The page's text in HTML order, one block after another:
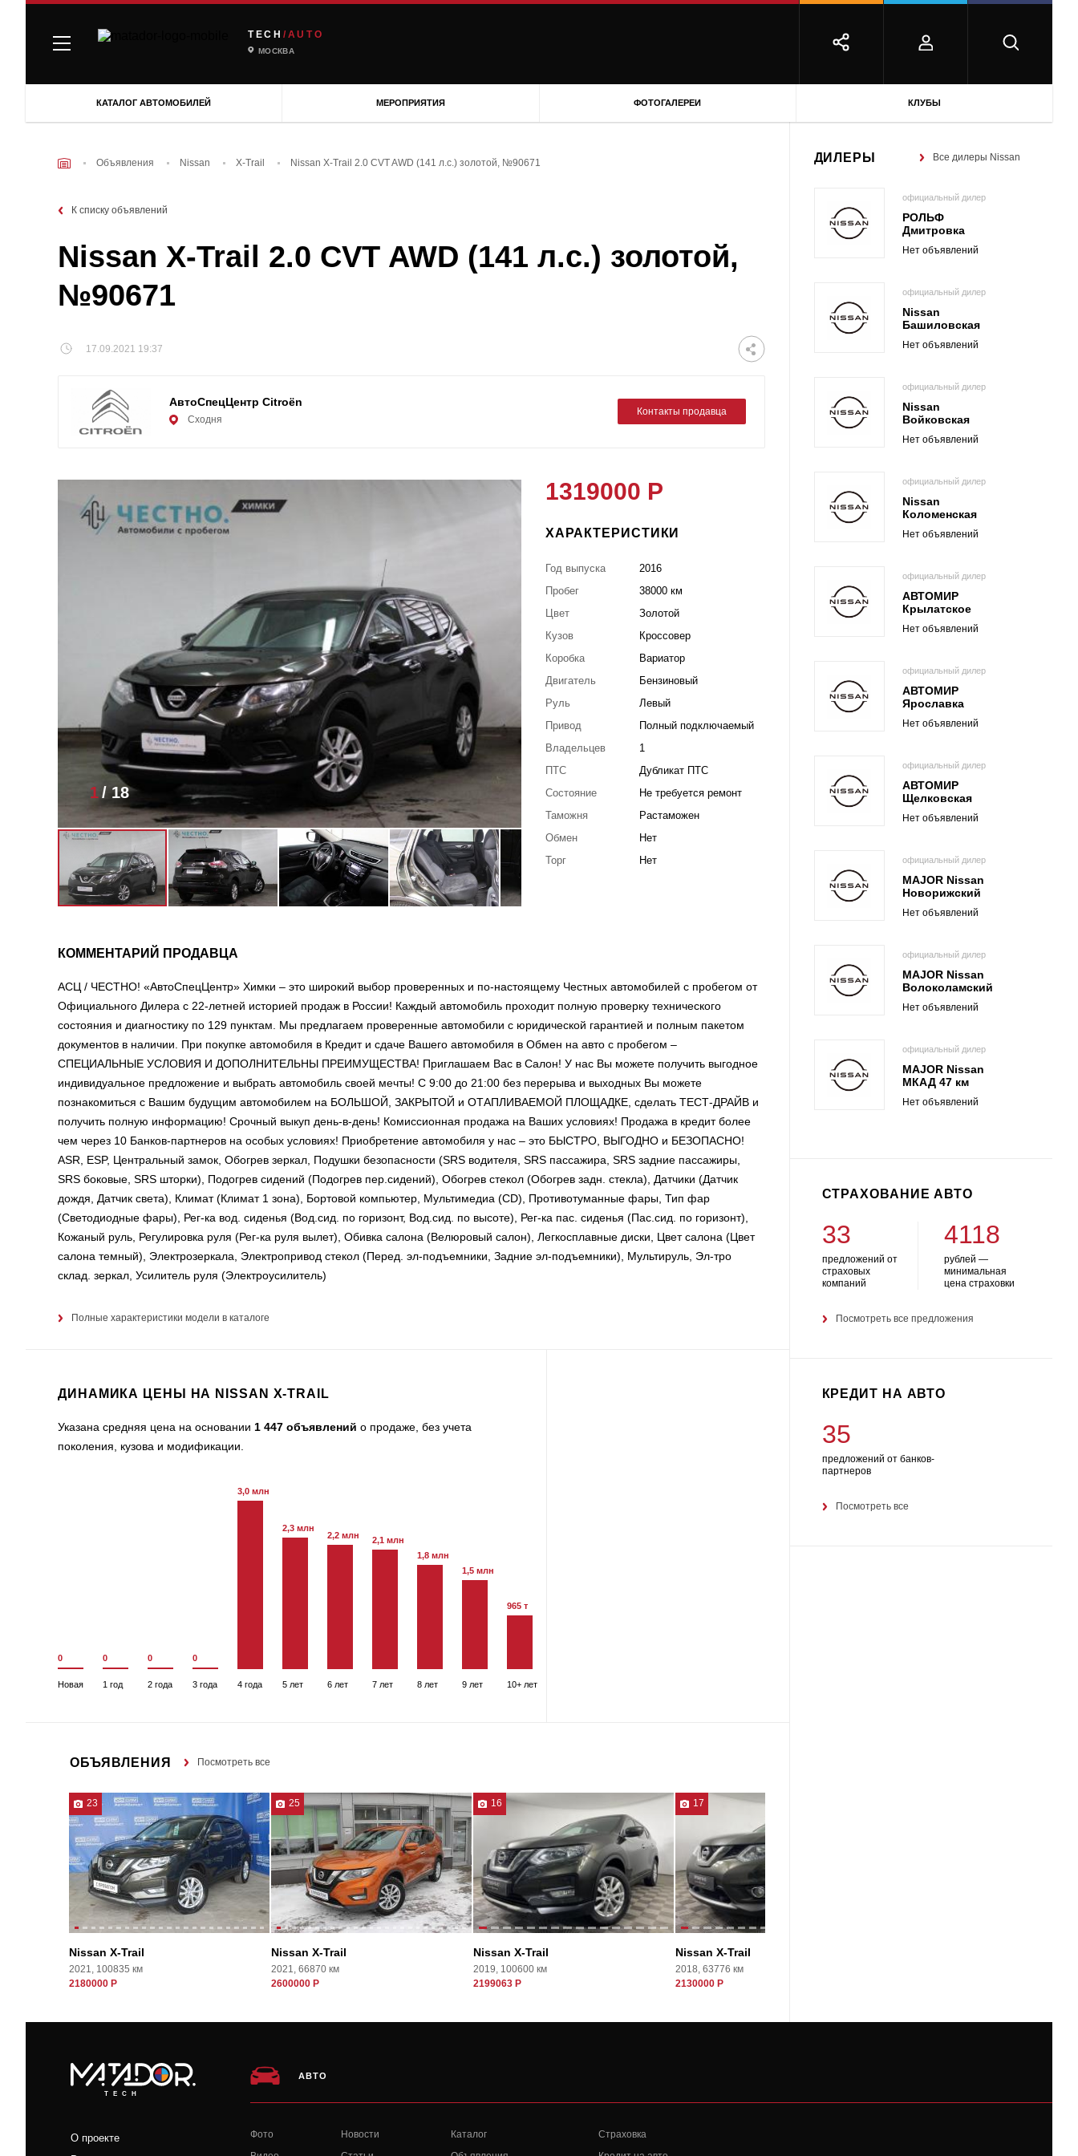
TECH /AUTO
МОСКВА
КАТАЛОГ АВТОМОБИЛЕЙ МЕРОПРИЯТИЯ ФОТОГАЛЕРЕИ КЛУБЫ
Объявления Nissan X-Trail Nissan X-Trail 2.0 CVT AWD (141 л.с.) золотой, №90671
К списку объявлений
Nissan X-Trail 2.0 CVT AWD (141 л.с.) золотой,
№90671
17.09.2021 19:37
АвтоСпецЦентр Citroën
Сходня
Контакты продавца
1/18
1319000 Р
ХАРАКТЕРИСТИКИ
Год выпуска
2016
Пробег
38000 км
Цвет
Золотой
Кузов
Кроссовер
Коробка
Вариатор
Двигатель
Бензиновый
Руль
Левый
Привод
Полный подключаемый
Владельцев
1
ПТС
Дубликат ПТС
Состояние
Не требуется ремонт
Таможня
Растаможен
Обмен
Нет
Торг
Нет
КОММЕНТАРИЙ ПРОДАВЦА
АСЦ / ЧЕСТНО! «АвтоСпецЦентр» Химки – это широкий выбор проверенных и по-настоящему Честных автомобилей с пробегом от
Официального Дилера с 22-летней историей продаж в России! Каждый автомобиль проходит полную проверку технического
состояния и диагностику по 129 пунктам. Мы предлагаем проверенные автомобили с юридической гарантией и полным пакетом
документов в наличии. При покупке автомобиля в Кредит и сдаче Вашего автомобиля в Обмен на авто с пробегом –
СПЕЦИАЛЬНЫЕ УСЛОВИЯ И ДОПОЛНИТЕЛЬНЫ ПРЕИМУЩЕСТВА! Приглашаем Вас в Салон! У нас Вы можете получить выгодное
индивидуальное предложение и выбрать автомобиль своей мечты! С 9:00 до 21:00 без перерыва и выходных Вы можете
познакомиться с Вашим будущим автомобилем на БОЛЬШОЙ, ЗАКРЫТОЙ и ОТАПЛИВАЕМОЙ ПЛОЩАДКЕ, сделать ТЕСТ-ДРАЙВ и
получить полную информацию! Срочный выкуп день-в-день! Комиссионная продажа на Ваших условиях! Продажа в кредит более
чем через 10 Банков-партнеров на особых условиях! Приобретение автомобиля у нас – это БЫСТРО, ВЫГОДНО и БЕЗОПАСНО!
ASR, ESP, Центральный замок, Обогрев зеркал, Подушки безопасности (SRS водителя, SRS пассажира, SRS задние пассажиры,
SRS боковые, SRS шторки), Подогрев сидений (Подогрев пер.сидений), Обогрев стекол (Обогрев задн. стекла), Датчики (Датчик
дождя, Датчик света), Климат (Климат 1 зона), Бортовой компьютер, Мультимедиа (CD), Противотуманные фары, Тип фар
(Светодиодные фары), Рег-ка вод. сиденья (Вод.сид. по горизонт, Вод.сид. по высоте), Рег-ка пас. сиденья (Пас.сид. по горизонт),
Кожаный руль, Регулировка руля (Рег-ка руля вылет), Обивка салона (Велюровый салон), Легкосплавные диски, Цвет салона (Цвет
салона темный), Электрозеркала, Электропривод стекол (Перед. эл-подъемники, Задние эл-подъемники), Мультируль, Эл-тро
склад. зеркал, Усилитель руля (Электроусилитель)
Полные характеристики модели в каталоге
ДИНАМИКА ЦЕНЫ НА NISSAN X-TRAIL
Указана средняя цена на основании 1 447 объявлений о продаже, без учета
поколения, кузова и модификации.
0
Новая
0
1 год
0
2 года
0
3 года
3,0 млн
4 года
2,3 млн
5 лет
2,2 млн
6 лет
2,1 млн
7 лет
1,8 млн
8 лет
1,5 млн
9 лет
965 т
10+ лет
ОБЪЯВЛЕНИЯ Посмотреть все
23
Nissan X-Trail
2021, 100835 км
2180000 Р
25
Nissan X-Trail
2021, 66870 км
2600000 Р
16
Nissan X-Trail
2019, 100600 км
2199063 Р
17
Nissan X-Trail
2018, 63776 км
2130000 Р
ДИЛЕРЫ Все дилеры Nissan
официальный дилер
РОЛЬФ
Дмитровка
Нет объявлений
официальный дилер
Nissan
Башиловская
Нет объявлений
официальный дилер
Nissan
Войковская
Нет объявлений
официальный дилер
Nissan
Коломенская
Нет объявлений
официальный дилер
АВТОМИР
Крылатское
Нет объявлений
официальный дилер
АВТОМИР
Ярославка
Нет объявлений
официальный дилер
АВТОМИР
Щелковская
Нет объявлений
официальный дилер
MAJOR Nissan
Новорижский
Нет объявлений
официальный дилер
MAJOR Nissan
Волоколамский
Нет объявлений
официальный дилер
MAJOR Nissan
МКАД 47 км
Нет объявлений
СТРАХОВАНИЕ АВТО
33
предложений от
страховых
компаний
4118
рублей —
минимальная
цена страховки
Посмотреть все предложения
КРЕДИТ НА АВТО
35
предложений от банков-
партнеров
Посмотреть все
TECH
О проекте
АВТО
Фото
Новости
Каталог
Страховка